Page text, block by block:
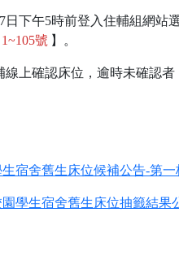
下午5時前登入住輔組網
1~105號 】。
線上確認床位，逾時未確認
宿舍舊生床位候補公告-第一
學生宿舍舊生床位抽籤結果